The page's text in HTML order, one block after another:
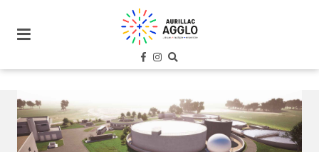
site
aller au
contenu